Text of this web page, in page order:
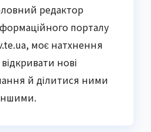
редактор
порталу
моє натхнення
нові
й ділитися ними